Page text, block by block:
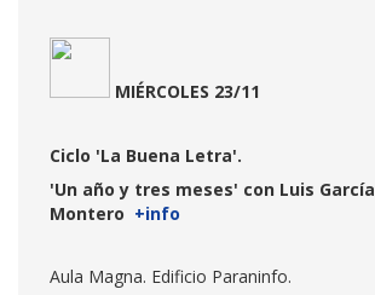
MIÉRCOLES 23/11
Ciclo 'La Buena Letra'.
'Un año y tres meses' con Luis García
Montero +info
Aula Magna. Edificio Paraninfo.